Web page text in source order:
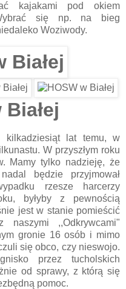
kajakami pod okiem
się np. na bieg
Woziwody.
Białej
kilkadziesiąt lat temu, w
W przyszłym roku
Mamy tylko nadzieję, że
będzie przyjmował
rzesze harcerzy
byłyby z pewnością
jest w stanie pomieścić
,,Odkrywcami"
gronie 16 osób i mimo
się obco, czy nieswojo.
przez tucholskich
od sprawy, z którą się
pomoc.